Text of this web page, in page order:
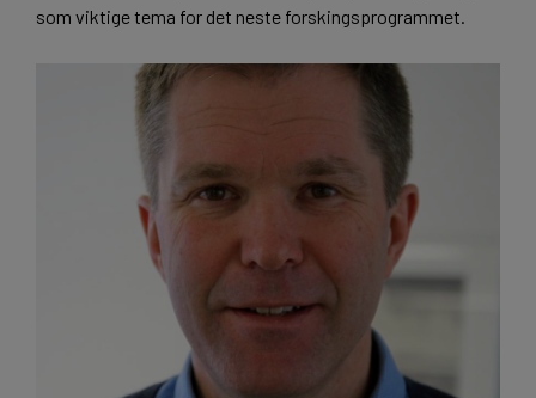
som viktige tema for det neste forskingsprogrammet.